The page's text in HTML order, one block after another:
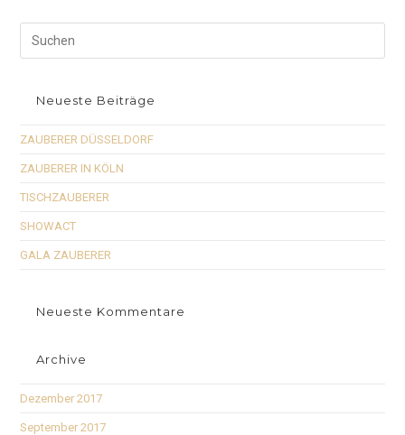
Neueste Beiträge
ZAUBERER DÜSSELDORF
ZAUBERER IN KÖLN
TISCHZAUBERER
SHOWACT
GALA ZAUBERER
Neueste Kommentare
Archive
Dezember 2017
September 2017